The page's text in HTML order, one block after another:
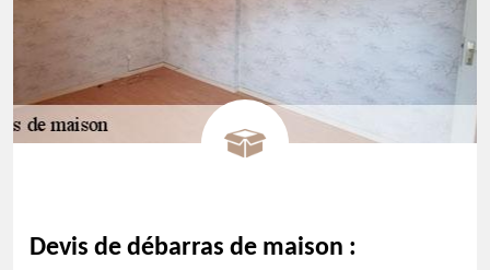
Devis de débarras de maison :